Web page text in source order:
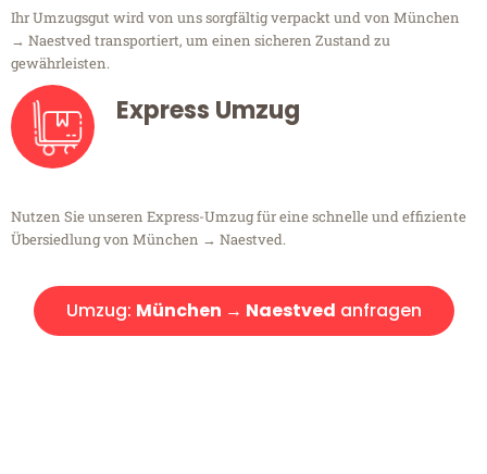
Ihr Umzugsgut wird von uns sorgfältig verpackt und von München
→ Naestved transportiert, um einen sicheren Zustand zu
gewährleisten.
Express Umzug
Nutzen Sie unseren Express-Umzug für eine schnelle und effiziente
Übersiedlung von München → Naestved.
Umzug: München → Naestved anfragen